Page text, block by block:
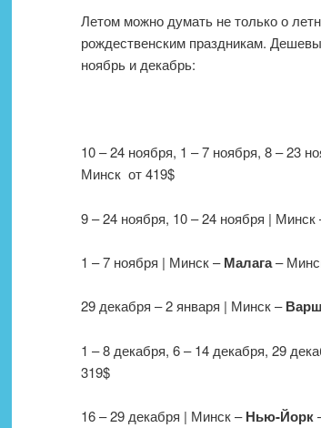
Летом можно думать не только о
рождественским праздникам.
ноябрь и декабрь:
10 – 24 ноября, 1 – 7 ноября, 8 – 23
Минск от 419$
9 – 24 ноября, 10 – 24 ноября | Минск
1 – 7 ноября | Минск –Малага–
29 декабря – 2 января | Минск –
1 – 8 декабря, 6 – 14 декабря, 29
319$
16 – 29 декабря | Минск –Нью-Йорк